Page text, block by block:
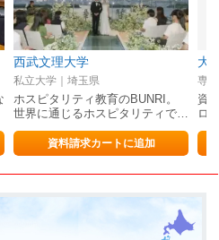
西武文理大学
私立大学｜埼玉県
ホスピタリティ教育のBUNRI。
世界に通じるホスピタリティで…
資料請求カートに追加
大
専
資
ロ